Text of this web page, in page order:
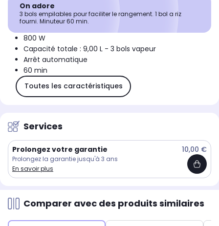
On adore
3 bols empilables pour faciliter le rangement. 1 bol a riz
fourni. Minuteur 60 min.
800 W
Capacité totale : 9,00 L - 3 bols vapeur
Arrêt automatique
60 min
Toutes les caractéristiques
Services
Prolongez votre garantie 10,00 €
Prolongez la garantie jusqu'à 3 ans
En savoir plus
Comparer avec des produits similaires